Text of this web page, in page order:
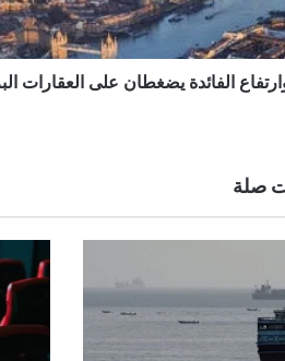
الفائدة يضغطان على العقارات
صلة